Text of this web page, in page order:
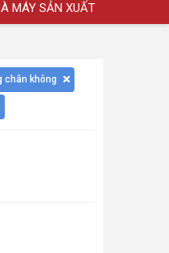
MÁY SẢN XUẤT
chân không